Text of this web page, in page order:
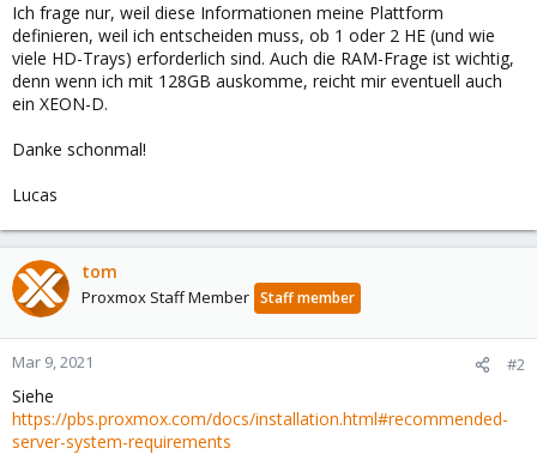
Ich frage nur, weil diese Informationen meine Plattform
definieren, weil ich entscheiden muss, ob 1 oder 2 HE (und wie
viele HD-Trays) erforderlich sind. Auch die RAM-Frage ist wichtig,
denn wenn ich mit 128GB auskomme, reicht mir eventuell auch
ein XEON-D.
Danke schonmal!
Lucas
tom
Proxmox Staff Member Staff member
Mar 9, 2021 #2
Siehe
https://pbs.proxmox.com/docs/installation.html#recommended-
server-system-requirements